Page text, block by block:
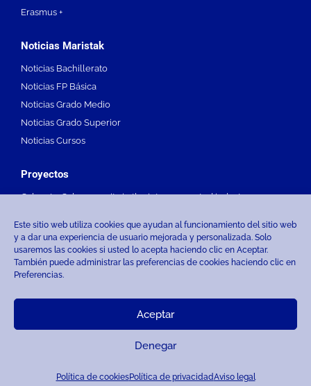
Este sitio web utiliza cookies que ayudan al funcionamiento del sitio web
y a dar una experiencia de usuario mejorada y personalizada. Solo
usaremos las cookies si usted lo acepta haciendo clic en Aceptar.
También puede administrar las preferencias de cookies haciendo clic en
Preferencias.
Aceptar
Denegar
Política de cookiesPolítica de privacidadAviso legal
Erasmus +
Noticias Maristak
Noticias Bachillerato
Noticias FP Básica
Noticias Grado Medio
Noticias Grado Superior
Noticias Cursos
Proyectos
Cyber-In. Cybersecurity in the interconnected industry
MULE
FP innovacion
Todos los proyectos
© Maristak Durango 2026